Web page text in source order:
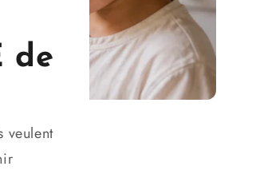
de
veulent